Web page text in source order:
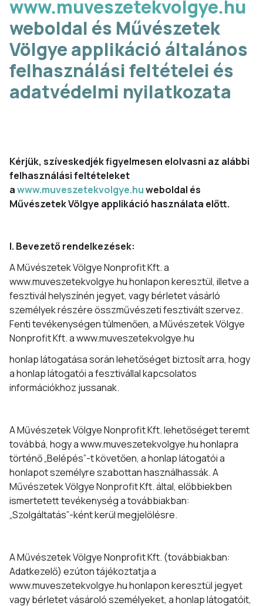
www.muveszetekvolgye.hu
weboldal és Művészetek
Völgye applikáció általános
felhasználási feltételei és
adatvédelmi nyilatkozata
Kérjük, szíveskedjék figyelmesen elolvasni az alábbi
felhasználási feltételeket
awww.muveszetekvolgye.huweboldal és
Művészetek Völgye applikáció használata előtt.
I. Bevezető rendelkezések:
A Művészetek Völgye Nonprofit Kft. a
www.muveszetekvolgye.hu honlapon keresztül, illetve a
fesztivál helyszínén jegyet, vagy bérletet vásárló
személyek részére összművészeti fesztivált szervez.
Fenti tevékenységen túlmenően, a Művészetek Völgye
Nonprofit Kft. a www.muveszetekvolgye.hu
honlap látogatása során lehetőséget biztosít arra, hogy
a honlap látogatói a fesztivállal kapcsolatos
információkhoz jussanak.
A Művészetek Völgye Nonprofit Kft. lehetőséget teremt
továbbá, hogy a www.muveszetekvolgye.hu honlapra
történő „Belépés”-t követően, a honlap látogatói a
honlapot személyre szabottan használhassák. A
Művészetek Völgye Nonprofit Kft. által, előbbiekben
ismertetett tevékenység a továbbiakban:
„Szolgáltatás”-ként kerül megjelölésre.
A Művészetek Völgye Nonprofit Kft. (továbbiakban:
Adatkezelő) ezúton tájékoztatja a
www.muveszetekvolgye.hu honlapon keresztül jegyet
vagy bérletet vásároló személyeket, a honlap látogatóit,